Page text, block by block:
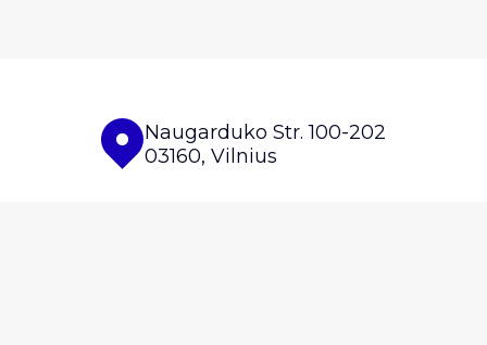
Naugarduko Str. 100-202
03160, Vilnius